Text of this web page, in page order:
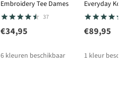
Embroidery Tee Dames
37
€34,95
6 kleuren beschikbaar
Everyday
€89,95
1 kleur